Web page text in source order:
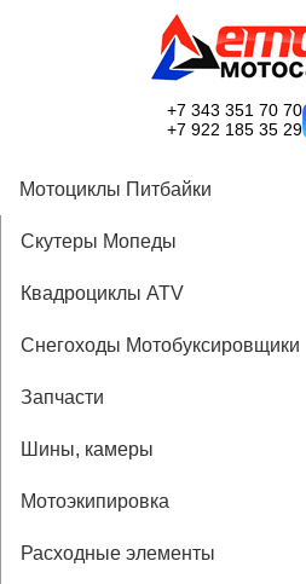
+7 343 351 70 70
+7 922 185 35 29
Мотоциклы Питбайки
Скутеры Мопеды
Квадроциклы ATV
Снегоходы Мотобуксировщики
Запчасти
Шины, камеры
Мотоэкипировка
Расходные элементы